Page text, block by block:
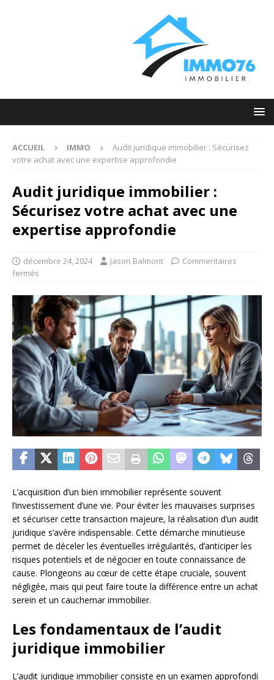
ACCUEIL IMMO
Audit juridique immobilier : Sécurisez
votre achat avec une expertise approfondie
Audit juridique immobilier :
Sécurisez votre achat avec une
expertise approfondie
décembre 24, 2024 Jason Balmont
Commentaires
fermés
L’acquisition d’un bien immobilier représente souvent
l’investissement d’une vie. Pour éviter les mauvaises surprises
et sécuriser cette transaction majeure, la réalisation d’un audit
juridique s’avère indispensable. Cette démarche minutieuse
permet de déceler les éventuelles irrégularités, d’anticiper les
risques potentiels et de négocier en toute connaissance de
cause. Plongeons au cœur de cette étape cruciale, souvent
négligée, mais qui peut faire toute la différence entre un achat
serein et un cauchemar immobilier.
Les fondamentaux de l’audit
juridique immobilier
L’audit juridique immobilier consiste en un examen approfondi